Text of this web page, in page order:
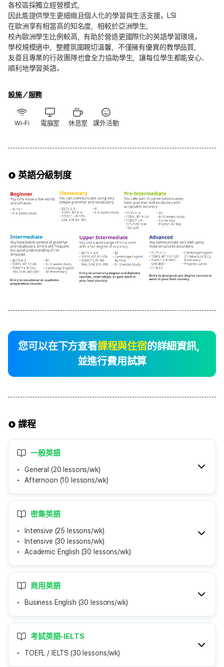
各校區採獨立經營模式，
因此能提供學生更細緻且個人化的學習與生活支援。LSI
在歐洲享有相當高的知名度，相較於亞洲學生，
校內歐洲學生比例較高，有助於營造更國際化的英語學習環境。
學校規模適中，整體氛圍親切溫馨，不僅擁有優異的教學品質，
友善且專業的行政團隊也會全力協助學生，讓每位學生都能安心、
順利地學習英語。
設施／服務
Wi-Fi 電腦室 休息室 課外活動
英語分級制度
您可以在下方查看課程與住宿的詳細資訊，
並進行費用試算
課程
一般英語
General (20 lessons/wk)
Afternoon (10 lessons/wk)
密集英語
Intensive (25 lessons/wk)
Intensive (30 lessons/wk)
Academic English (30 lessons/wk)
商用英語
Business English (30 lessons/wk)
考試英語-IELTS
TOEFL / IELTS (30 lessons/wk)